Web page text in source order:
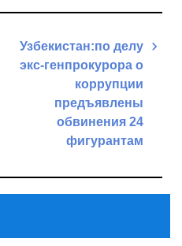
Узбекистан:по делу
экс-генпрокурора о
коррупции
предъявлены
обвинения 24
фигурантам